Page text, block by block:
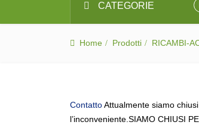
CATEGORIE
Home Prodotti RICAMBI-
ContattoAttualmente siamo
l’inconveniente.SIAMO CHIUSI